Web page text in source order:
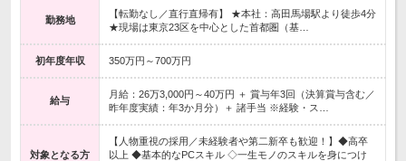
勤務地
【転勤なし／直行直帰有】 ★本社：高田馬場駅より徒歩4分
★現場は東京23区を中心とした首都圏（基…
初年度年収 350万円～700万円
給与
月給：26万3,000円～40万円 ＋ 賞与年3回（決算賞与含む／
昨年度実績：年3か月分）＋ 諸手当 ※経験・ス…
対象となる方
【人物重視の採用／未経験者や第二新卒も歓迎！】◆高卒
以上 ◆基本的なPCスキル ◇一生モノのスキルを身につけ